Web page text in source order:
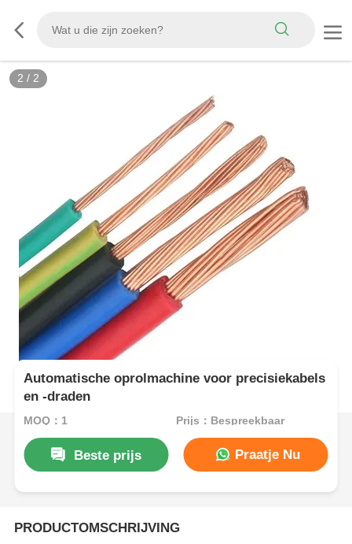
2 / 2
Automatische oprolmachine voor precisiekabels
en -draden
MOQ：1 Prijs：Bespreekbaar
Beste prijs Praatje Nu
PRODUCTOMSCHRIJVING